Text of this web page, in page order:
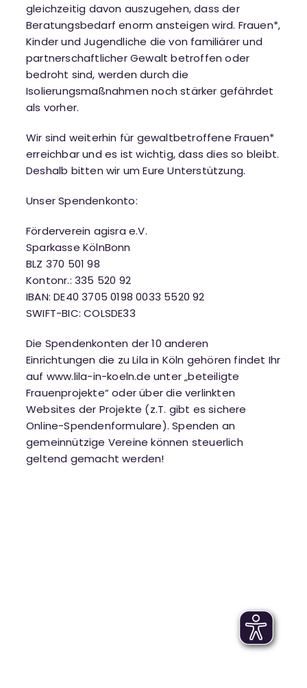
gleichzeitig davon auszugehen, dass der
Beratungsbedarf enorm ansteigen wird. Frauen*,
Kinder und Jugendliche die von familiärer und
partnerschaftlicher Gewalt betroffen oder
bedroht sind, werden durch die
Isolierungsmaßnahmen noch stärker gefährdet
als vorher.
Wir sind weiterhin für gewaltbetroffene Frauen*
erreichbar und es ist wichtig, dass dies so bleibt.
Deshalb bitten wir um Eure Unterstützung.
Unser Spendenkonto:
Förderverein agisra e.V.
Sparkasse KölnBonn
BLZ 370 501 98
Kontonr.: 335 520 92
IBAN: DE40 3705 0198 0033 5520 92
SWIFT-BIC: COLSDE33
Die Spendenkonten der 10 anderen
Einrichtungen die zu Lila in Köln gehören findet Ihr
auf www.lila-in-koeln.de unter „beteiligte
Frauenprojekte“ oder über die verlinkten
Websites der Projekte (z.T. gibt es sichere
Online-Spendenformulare). Spenden an
gemeinnützige Vereine können steuerlich
geltend gemacht werden!